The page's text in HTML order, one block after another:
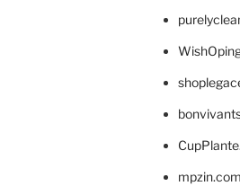
mpzin.com